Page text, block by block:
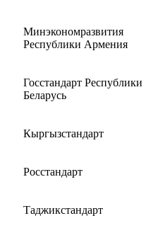
Минэкономразвития
Республики Армения
Госстандарт Республики
Беларусь
Кыргызстандарт
Росстандарт
Таджикстандарт